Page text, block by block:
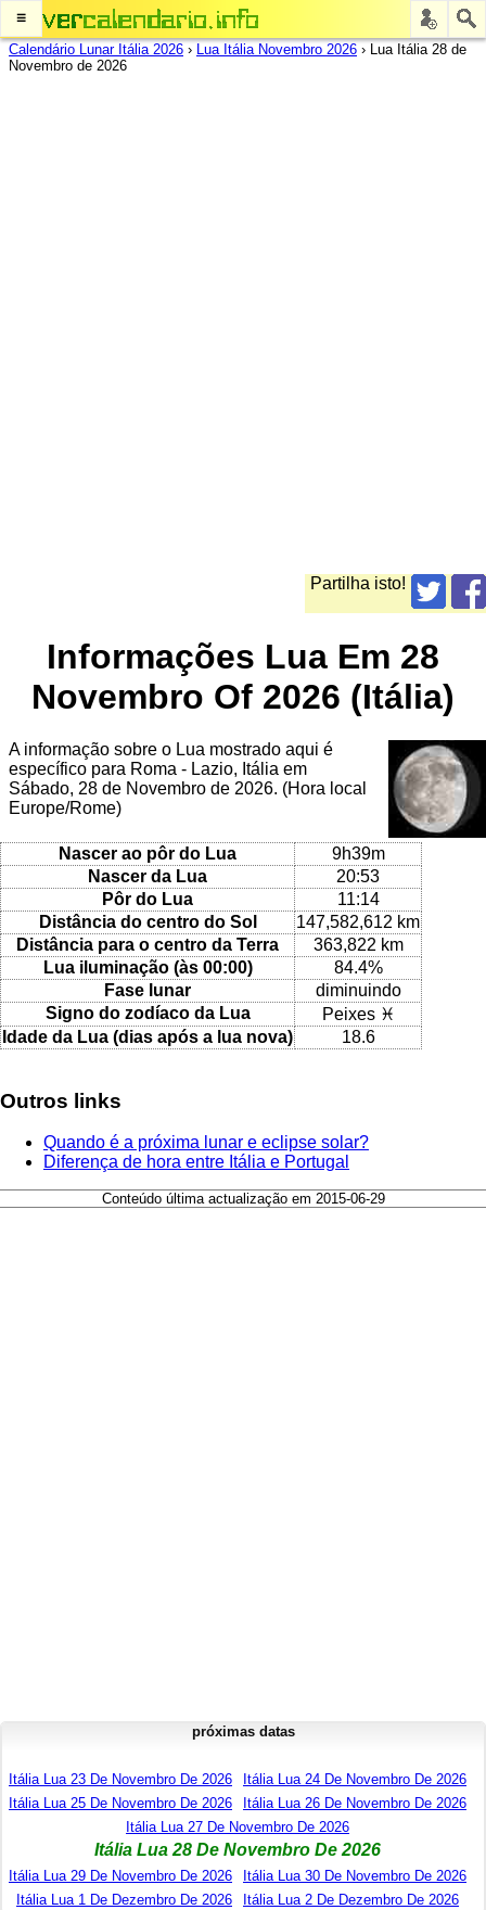
≡
Calendário Lunar Itália 2026 › Lua Itália Novembro 2026 › Lua Itália 28 de
Novembro de 2026
Partilha isto!
Informações Lua Em 28
Novembro Of 2026 (Itália)
A informação sobre o Lua mostrado aqui é
específico para Roma - Lazio, Itália em
Sábado, 28 de Novembro de 2026. (Hora local
Europe/Rome)
Nascer ao pôr do Lua
9h39m
Nascer da Lua
20:53
Pôr do Lua
11:14
Distância do centro do Sol
147,582,612 km
Distância para o centro da Terra
363,822 km
Lua iluminação (às 00:00)
84.4%
Fase lunar
diminuindo
Signo do zodíaco da Lua
Peixes ♓
Idade da Lua (dias após a lua nova)
18.6
Outros links
Quando é a próxima lunar e eclipse solar?
Diferença de hora entre Itália e Portugal
Conteúdo última actualização em 2015-06-29
próximas datas
Itália Lua 23 De Novembro De 2026
Itália Lua 24 De Novembro De 2026
Itália Lua 25 De Novembro De 2026
Itália Lua 26 De Novembro De 2026
Itália Lua 27 De Novembro De 2026
Itália Lua 28 De Novembro De 2026
Itália Lua 29 De Novembro De 2026
Itália Lua 30 De Novembro De 2026
Itália Lua 1 De Dezembro De 2026
Itália Lua 2 De Dezembro De 2026